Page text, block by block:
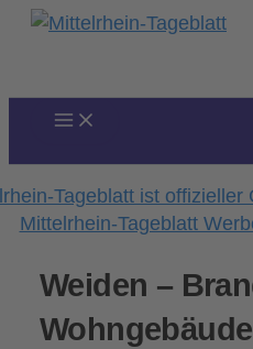
Zum
Weiden –